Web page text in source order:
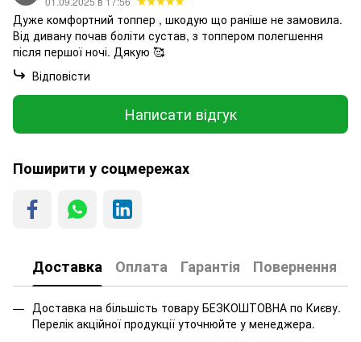
Дуже комфортний топпер , шкодую що раніше не замовила.
Від дивану почав боліти сустав, з топпером полегшення
після першої ночі. Дякую 🥰
Відповісти
Написати відгук
Поширити у соцмережах
Доставка Оплата Гарантія Повернення
Доставка на більшість товару БЕЗКОШТОВНА по Києву.
Перелік акційної продукції уточнюйте у менеджера.